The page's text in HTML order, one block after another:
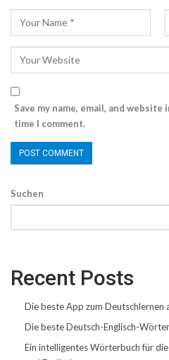
Save my name, email, and
time I comment.
Suchen
Recent Posts
Die beste App zum Deutschlernen
Die beste Deutsch-Englisch-
Ein intelligentes Wörterbuch für